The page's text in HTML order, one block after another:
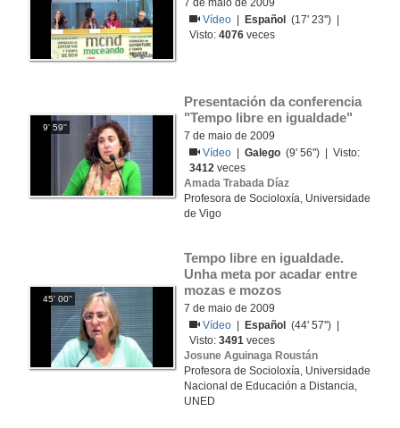
7 de maio de 2009
Vídeo
Español
(17' 23'') |
Visto:4076 veces
9' 59''
Presentación da conferencia
"Tempo libre en igualdade"
7 de maio de 2009
Vídeo
|Galego (9' 56'') | Visto:
3412 veces
Amada Trabada Díaz
Profesora de Socioloxía, Universidade
de Vigo
45' 00''
Tempo libre en igualdade.
Unha meta por acadar entre
mozas e mozos
7 de maio de 2009
Vídeo
Español
(44' 57'') |
Visto:3491 veces
Josune Aguinaga Roustán
Profesora de Socioloxía, Universidade
Nacional de Educación a Distancia,
UNED